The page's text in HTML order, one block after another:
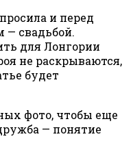
и перед
свадьбой.
для Лонгории
не раскрываются,
будет
фото, чтобы еще
— понятие